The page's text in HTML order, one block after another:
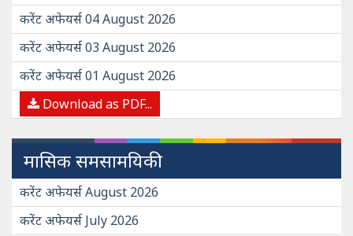
करेंट अफेयर्स 04 August 2026
करेंट अफेयर्स 03 August 2026
करेंट अफेयर्स 01 August 2026
Download as PDF...
मासिक समसामयिकी
करेंट अफेयर्स August 2026
करेंट अफेयर्स July 2026